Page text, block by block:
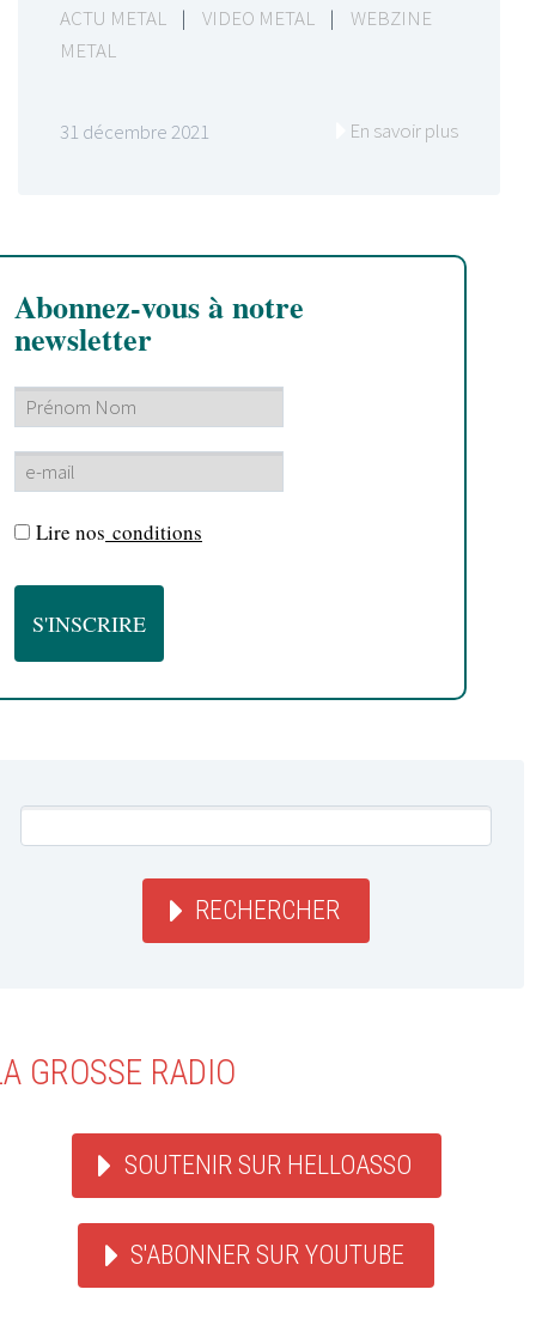
ACTU METAL | VIDEO METAL |
WEBZINE
METAL
31 décembre 2021 En savoir plus
Abonnez-vous à notre
newsletter
Lire nos conditions
RECHERCHER
GROSSE RADIO
SOUTENIR SUR HELLOASSO
S'ABONNER SUR YOUTUBE